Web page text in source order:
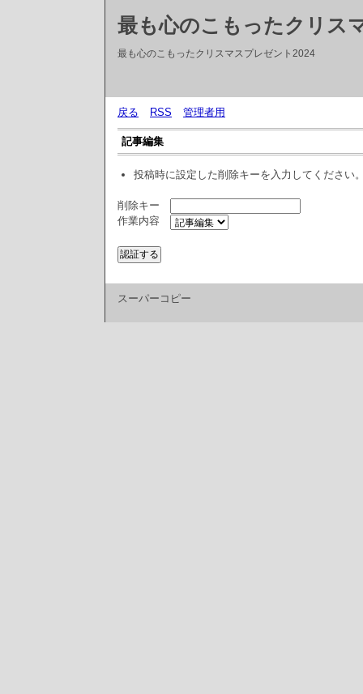
最も心のこもったクリス
最も心のこもったクリスマスプレゼント2024
戻る RSS 管理者用
記事編集
投稿時に設定した削除キーを入力してください
削除キー
作業内容
スーパーコピー